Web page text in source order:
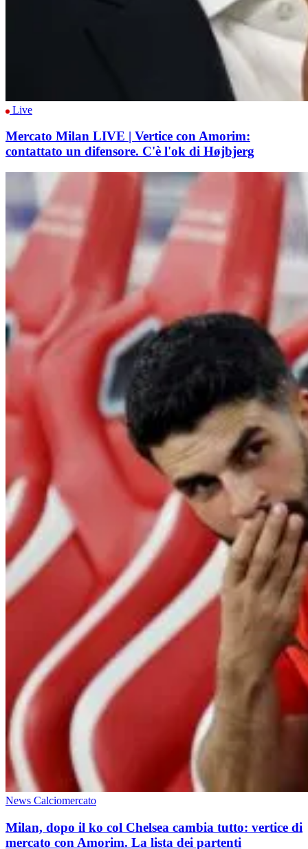
Live
Mercato Milan LIVE | Vertice con Amorim:
contattato un difensore. C'è l'ok di Højbjerg
News Calciomercato
Milan, dopo il ko col Chelsea cambia tutto: vertice di
mercato con Amorim. La lista dei partenti